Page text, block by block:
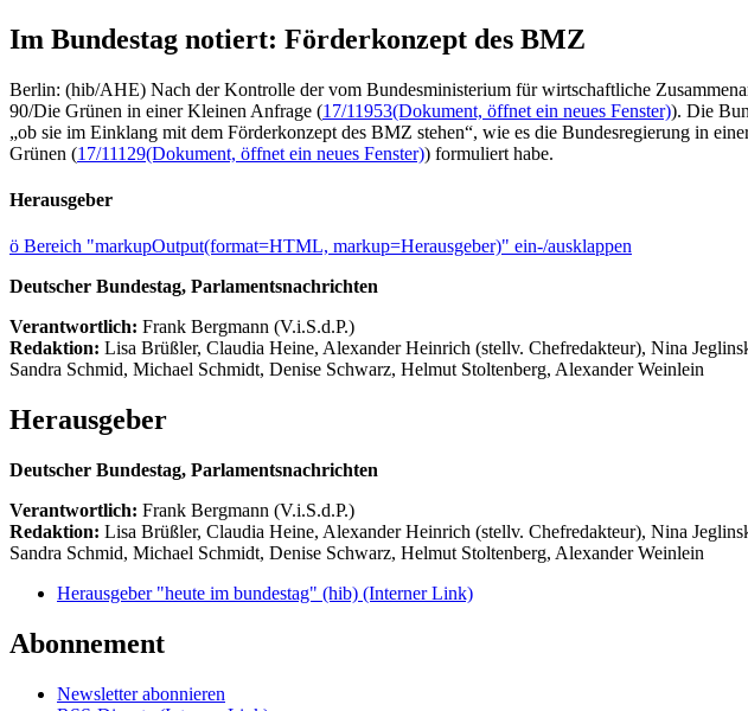
Im Bundestag notiert: Förderkonzept des BMZ
Berlin: (hib/AHE) Nach der Kontrolle der vom Bundesministerium für wirtschaftliche
90/Die Grünen in einer Kleinen Anfrage (17/11953(Dokument, öffnet ein neues Fenster)). Die
„ob sie im Einklang mit dem Förderkonzept des BMZ stehen“, wie es die Bundesregierung in
Grünen (17/11129(Dokument, öffnet ein neues Fenster)) formuliert habe.
Herausgeber
ö Bereich "markupOutput(format=HTML, markup=Herausgeber)" ein-/ausklappen
Deutscher Bundestag, Parlamentsnachrichten
Verantwortlich: Frank Bergmann (V.i.S.d.P.)
Redaktion: Lisa Brüßler, Claudia Heine, Alexander Heinrich (stellv. Chefredakteur), Nina
Sandra Schmid, Michael Schmidt, Denise Schwarz, Helmut Stoltenberg, Alexander Weinlein
Herausgeber
Deutscher Bundestag, Parlamentsnachrichten
Verantwortlich: Frank Bergmann (V.i.S.d.P.)
Redaktion: Lisa Brüßler, Claudia Heine, Alexander Heinrich (stellv. Chefredakteur), Nina
Sandra Schmid, Michael Schmidt, Denise Schwarz, Helmut Stoltenberg, Alexander Weinlein
Herausgeber "heute im bundestag" (hib) (Interner Link)
Abonnement
Newsletter abonnieren